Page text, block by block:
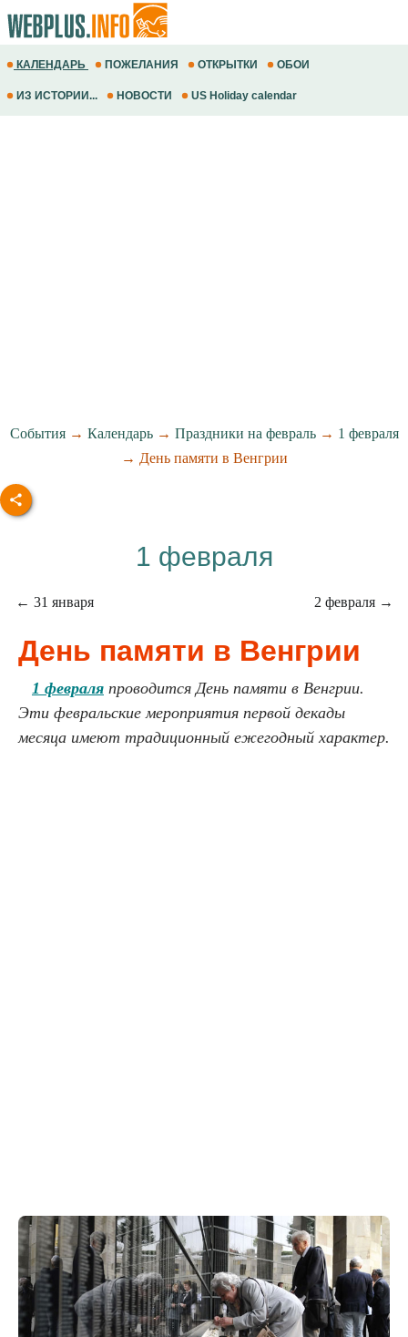
КАЛЕНДАРЬ ПОЖЕЛАНИЯ ОТКРЫТКИ ОБОИ
ИЗ ИСТОРИИ... НОВОСТИ US Holiday calendar
События→ Календарь→ Праздники на февраль→ 1 февраля
→ День памяти в Венгрии
1 февраля
← 31 января 2 февраля →
День памяти в Венгрии
1 февраля проводится День памяти в Венгрии.
Эти февральские мероприятия первой декады
месяца имеют традиционный ежегодный характер.